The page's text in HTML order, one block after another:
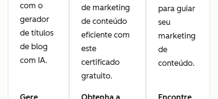
com o
gerador
de títulos
de blog
com IA.
Gere
de marketing
de conteúdo
eficiente com
este
certificado
gratuito.
Obtenha a
para guiar
seu
marketing
de
conteúdo.
Encontre